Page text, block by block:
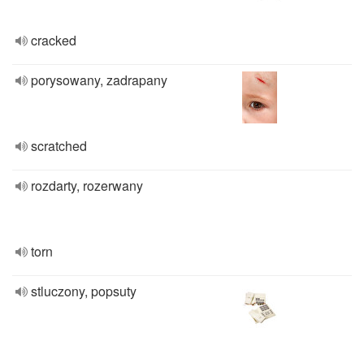
cracked
porysowany, zadrapany
scratched
rozdarty, rozerwany
torn
stluczony, popsuty